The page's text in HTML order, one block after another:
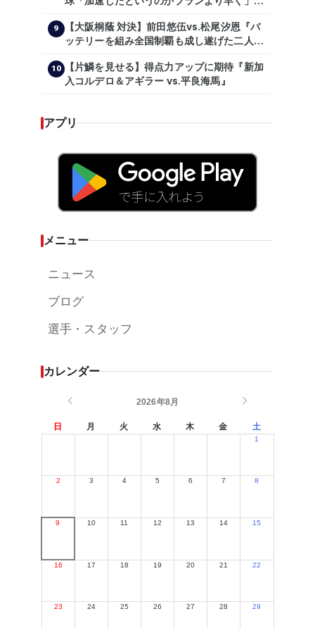
9
【大阪桐蔭 対決】前田悠伍vs.松尾汐恩『バ
ッテリーを組み全国制覇も成し遂げた二人
10
【片鱗を見せる】得点力アップに期待『新加
入コルデロ＆アギラー vs.平良海馬』
アプリ
メニュー
ニュース
ブログ
選手・スタッフ
カレンダー
2026年8月
日 月 火 水 木 金 土
1
2 3 4 5 6 7 8
9 10 11 12 13 14 15
16 17 18 19 20 21 22
23 24 25 26 27 28 29